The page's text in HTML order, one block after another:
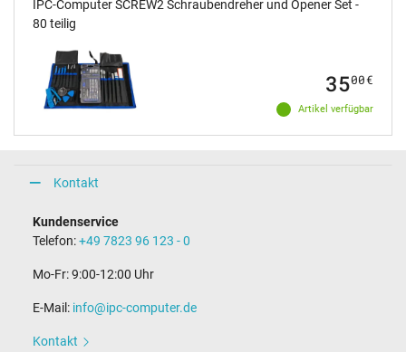
IPC-Computer SCREW2 Schraubendreher und Opener Set -
80 teilig
Artikel verfügbar
3500€
Kontakt
Kundenservice
Telefon:+49 7823 96 123 - 0
Mo-Fr: 9:00-12:00 Uhr
E-Mail: info@ipc-computer.de
Kontakt